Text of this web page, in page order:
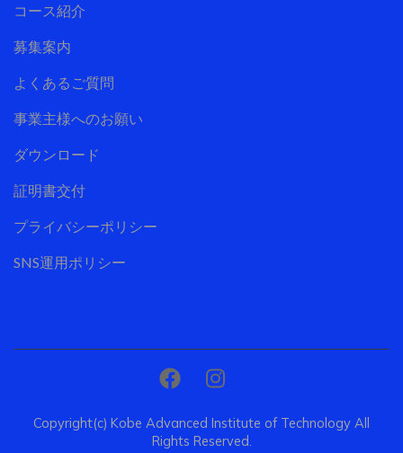
コース紹介
募集案内
よくあるご質問
事業主様へのお願い
ダウンロード
証明書交付
プライバシーポリシー
SNS運用ポリシー
Copyright(c) Kobe Advanced Institute of Technology All
Rights Reserved.